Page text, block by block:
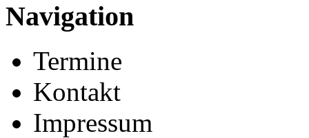
Navigation
Termine
Kontakt
Impressum